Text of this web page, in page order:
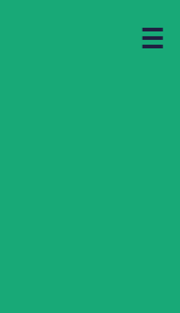
☰